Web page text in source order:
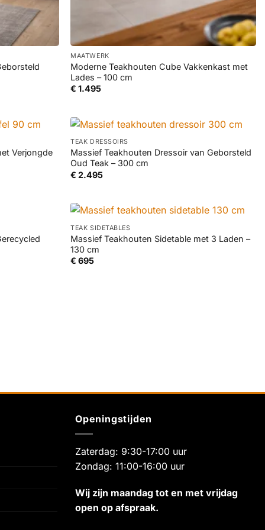
MAATWERK
Moderne Teakhouten Cube Vakkenkast met
Lades – 100 cm
€ 1.495
Verjongde
+
TEAK DRESSOIRS
Massief Teakhouten Dressoir van Geborsteld
Oud Teak – 300 cm
€ 2.495
+
TEAK SIDETABLES
Massief Teakhouten Sidetable met 3 Laden –
130 cm
€ 695
Openingstijden
Zaterdag: 9:30-17:00 uur
Zondag: 11:00-16:00 uur
Wij zijn maandag tot en met vrijdag
open op afspraak.